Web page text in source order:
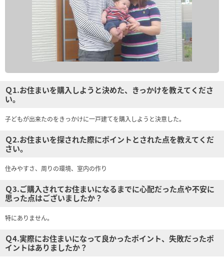
Ｑ1.お住まいを購入しようと決めた、きっかけを教えてくださ
い。
子どもが出来たのをきっかけに一戸建てを購入しようと決意した。
Ｑ2.お住まいを探された際にポイントとされた点を教えてくだ
さい。
住みやすさ、周りの環境、室内の作り
Ｑ3.ご購入されてお住まいになるまでに心配だった点や不安に
思った点はございましたか？
特にありません。
Ｑ4.実際にお住まいになって良かったポイント、失敗だったポ
イントはありましたか？